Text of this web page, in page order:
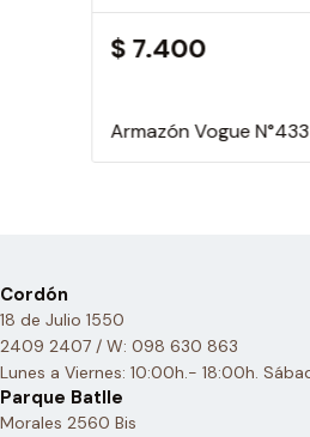
$ 7.400
Armazón Vogue
Cordón
18 de Julio 1550
2409 2407 / W: 098 630 863
Lunes a Viernes: 10:00h.- 18:00h.
Parque Batlle
Morales 2560 Bis